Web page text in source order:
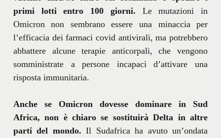
primi lotti entro 100 giorni. Le mutazioni in
Omicron non sembrano essere una minaccia per
l’efficacia dei farmaci covid antivirali, ma potrebbero
abbattere alcune terapie anticorpali, che vengono
somministrate a persone incapaci d’attivare una
risposta immunitaria.
Anche se Omicron dovesse dominare in Sud
Africa, non è chiaro se sostituirà Delta in altre
parti del mondo. Il Sudafrica ha avuto un’ondata